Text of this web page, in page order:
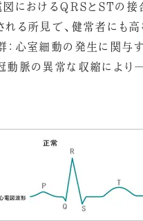
図におけるQRSとSTの
る所見で、健常者にも高
：心室細動の発生に関与
動脈の異常な収縮により